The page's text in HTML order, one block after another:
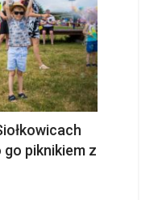
go piknikiem z